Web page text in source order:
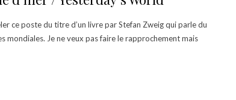
ce poste du titre d’un livre par Stefan Zweig qui parle du
mondiales. Je ne veux pas faire le rapprochement mais